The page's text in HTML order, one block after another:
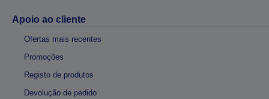
Apoio ao cliente
Ofertas mais recentes
Promoções
Registo de produtos
Devolução de pedido